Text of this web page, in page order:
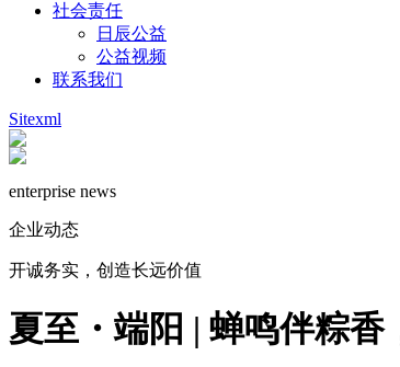
社会责任
日辰公益
公益视频
联系我们
Sitexml
enterprise news
企业动态
开诚务实，创造长远价值
夏至・端阳 | 蝉鸣伴粽香